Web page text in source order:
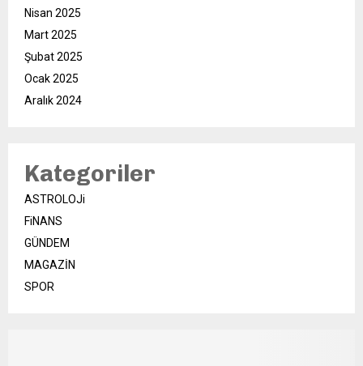
Nisan 2025
Mart 2025
Şubat 2025
Ocak 2025
Aralık 2024
Kategoriler
ASTROLOJi
FiNANS
GÜNDEM
MAGAZİN
SPOR